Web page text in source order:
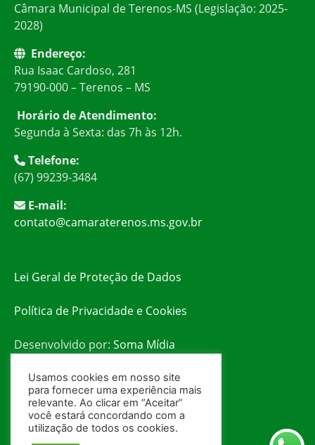
Câmara Municipal de Terenos-MS (Legislação: 2025-
2028)
Endereço:
Rua Isaac Cardoso, 281
79190-000 – Terenos – MS
Horário de Atendimento:
Segunda à Sexta: das 7h às 12h.
Telefone:
(67) 99239-3484
E-mail:
contato@camaraterenos.ms.gov.br
Lei Geral de Proteção de Dados
Política de Privacidade e Cookies
Desenvolvido por: Soma Mídia
Usamos cookies em nosso site
para fornecer uma experiência mais
relevante. Ao clicar em “Aceitar”
você estará concordando com a
utilização de todos os cookies.